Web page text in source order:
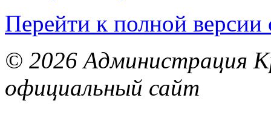
Перейти к полной версии
© 2026 Администрация
официальный сайт